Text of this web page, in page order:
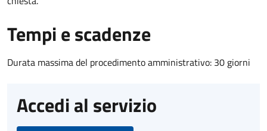
Tempi e scadenze
Durata massima del procedimento amministrativo: 30 giorni
Accedi al servizio